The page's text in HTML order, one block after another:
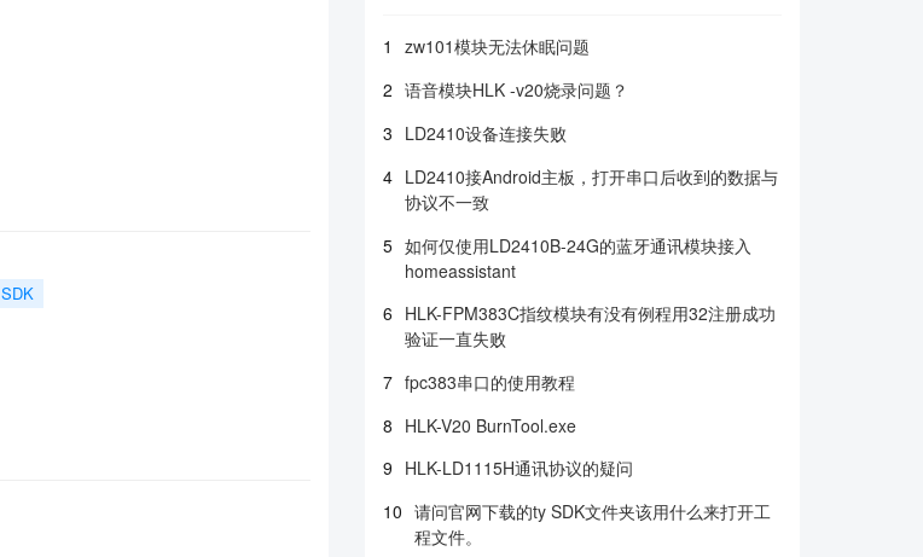
SDK
1
zw101模块无法休眠问题
2 语音模块HLK -v20烧录问题？
3 LD2410设备连接失败
4 LD2410接Android主板，打开串口后收到的数据与
协议不一致
5 如何仅使用LD2410B-24G的蓝牙通讯模块接入
homeassistant
6 HLK-FPM383C指纹模块有没有例程用32注册成功
验证一直失败
7 fpc383串口的使用教程
8 HLK-V20 BurnTool.exe
9 HLK-LD1115H通讯协议的疑问
10 请问官网下载的ty SDK文件夹该用什么来打开工
程文件。